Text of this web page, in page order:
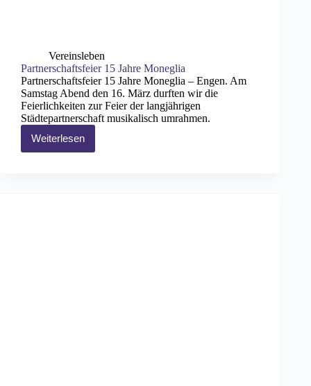
Vereinsleben
Partnerschaftsfeier 15 Jahre Moneglia
Partnerschaftsfeier 15 Jahre Moneglia – Engen. Am
Samstag Abend den 16. März durften wir die
Feierlichkeiten zur Feier der langjährigen
Städtepartnerschaft musikalisch umrahmen.
WeiterlesenPartnerschaftsfeier
15